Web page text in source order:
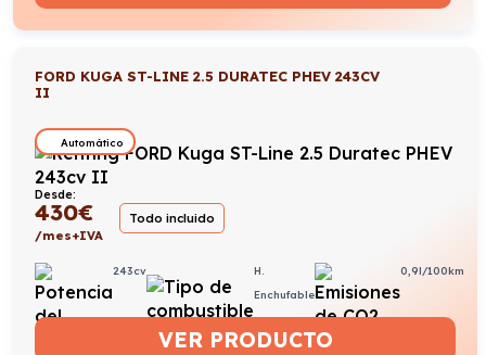
FORD KUGA ST-LINE 2.5 DURATEC PHEV 243CV
II
Automático
Desde:
430€
/mes+IVA
Todo incluido
243cv
H.
Enchufable
0,9l/100km
VER PRODUCTO